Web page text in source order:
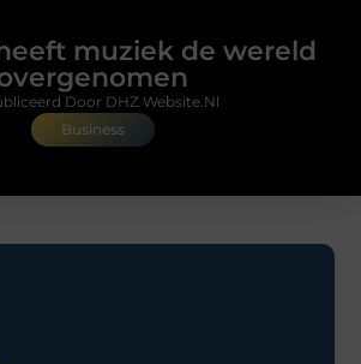
muziek de wereld
Business
Door DHZ Website.nl